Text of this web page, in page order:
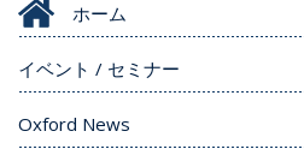
ホーム
イベント / セミナー
Oxford News